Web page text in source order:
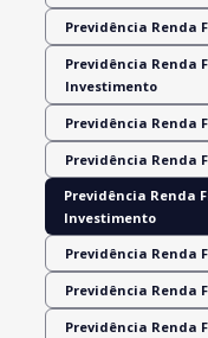
Previdência Renda
Previdência Renda
Investimento
Previdência Renda
Previdência Renda
Previdência Renda
Investimento
Previdência Renda
Previdência Renda
Previdência Renda